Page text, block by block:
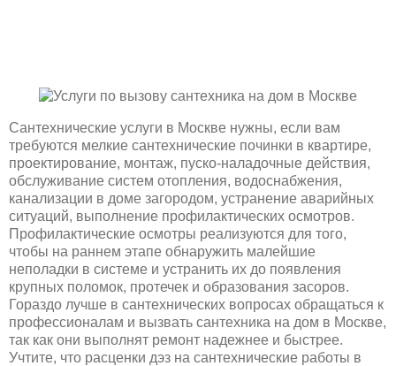
Сантехнические услуги в Москве нужны, если вам
требуются мелкие сантехнические починки в квартире,
проектирование, монтаж, пуско-наладочные действия,
обслуживание систем отопления, водоснабжения,
канализации в доме загородом, устранение аварийных
ситуаций, выполнение профилактических осмотров.
Профилактические осмотры реализуются для того,
чтобы на раннем этапе обнаружить малейшие
неполадки в системе и устранить их до появления
крупных поломок, протечек и образования засоров.
Гораздо лучше в сантехнических вопросах обращаться к
профессионалам и вызвать сантехника на дом в Москве,
так как они выполнят ремонт надежнее и быстрее.
Учтите, что расценки дэз на сантехнические работы в